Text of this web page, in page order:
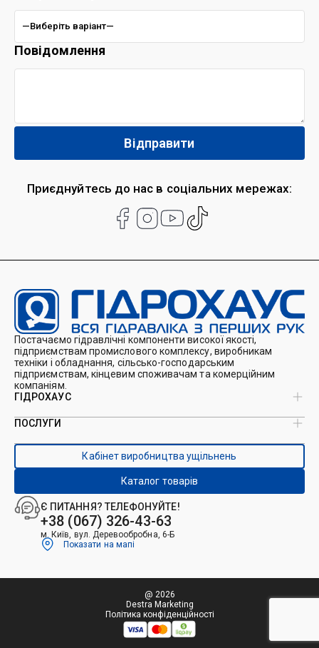
Приєднуйтесь до нас в соціальних мережах:
Повідомлення
Постачаємо гідравлічні компоненти високої якості,
підприємствам промислового комплексу, виробникам
техніки і обладнання, сільсько-господарським
підприємствам, кінцевим споживачам та комерційним
компаніям.
Є ПИТАННЯ? ТЕЛЕФОНУЙТЕ!
+38 (067) 326-43-63
м. Київ, вул. Деревообробна, 6-Б
Показати на мапі
ГІДРОХАУС
Про нас
Каталоги
Контакти
ПОСЛУГИ
Виробництво ущільнень
Виробництво гідроциліндрів
Ремонт гідроциліндрів
Ремонт і виготовлення РВТ
Ремонт техніки
Гідрофікація авто
Кабінет виробництва ущільнень
Каталог товарів
@ 2026
Destra Marketing
Політика конфіденційності